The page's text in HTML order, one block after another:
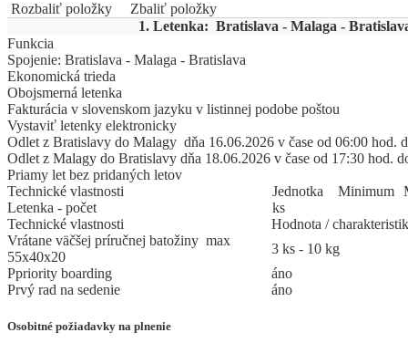
Rozbaliť položky
Zbaliť položky
1. Letenka: Bratislava - Malaga -
Funkcia
Spojenie: Bratislava - Malaga - Bratislava
Ekonomická trieda
Obojsmerná letenka
Fakturácia v slovenskom jazyku v listinnej podobe poštou
Vystaviť letenky elektronicky
Odlet z Bratislavy do Malagy dňa 16.06.2026 v čase od 06:00 hod.
Odlet z Malagy do Bratislavy dňa 18.06.2026 v čase od 17:30 hod.
Priamy let bez pridaných letov
Technické vlastnosti
Jed­not­ka Mi­ni­mum
Letenka - počet
ks
Technické vlastnosti
Hodnota /
Vrátane väčšej príručnej batožiny max
55x40x20
3 ks - 10 kg
Ppriority boarding
áno
Prvý rad na sedenie
áno
Osobitné požiadavky na plnenie